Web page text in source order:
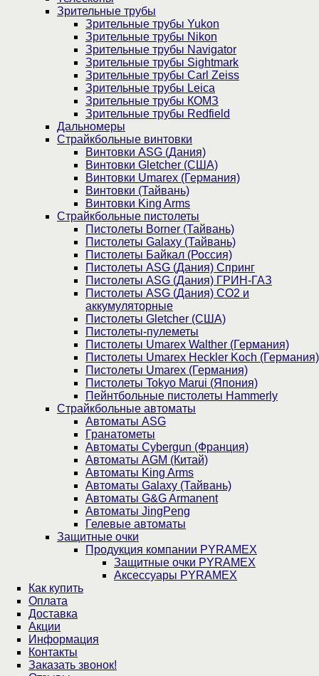
Зрительные трубы
Зрительные трубы Yukon
Зрительные трубы Nikon
Зрительные трубы Navigator
Зрительные трубы Sightmark
Зрительные трубы Carl Zeiss
Зрительные трубы Leica
Зрительные трубы КОМЗ
Зрительные трубы Redfield
Дальномеры
Страйкбольные винтовки
Винтовки ASG (Дания)
Винтовки Gletcher (США)
Винтовки Umarex (Германия)
Винтовки (Тайвань)
Винтовки King Arms
Страйкбольные пистолеты
Пистолеты Borner (Тайвань)
Пистолеты Galaxy (Тайвань)
Пистолеты Байкал (Россия)
Пистолеты ASG (Дания) Спринг
Пистолеты ASG (Дания) ГРИН-ГАЗ
Пистолеты ASG (Дания) CO2 и
аккумуляторные
Пистолеты Gletcher (США)
Пистолеты-пулеметы
Пистолеты Umarex Walther (Германия)
Пистолеты Umarex Heckler Koch (Германия)
Пистолеты Umarex (Германия)
Пистолеты Tokyo Marui (Япония)
Пейнтбольные пистолеты Hammerly
Страйкбольные автоматы
Автоматы ASG
Гранатометы
Автоматы Cybergun (Франция)
Автоматы AGM (Китай)
Автоматы King Arms
Автоматы Galaxy (Тайвань)
Автоматы G&G Armanent
Автоматы JingPeng
Гелевые автоматы
Защитные очки
Продукция компании PYRAMEX
Защитные очки PYRAMEX
Аксессуары PYRAMEX
Как купить
Оплата
Доставка
Акции
Информация
Контакты
Заказать звонок!